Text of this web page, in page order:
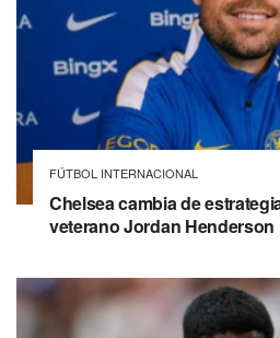
FÚTBOL INTERNACIONAL
Chelsea cambia de
veterano Jordan Henderson